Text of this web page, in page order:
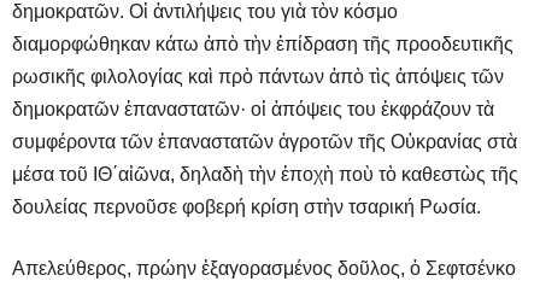
δημοκρατῶν. Οἱ ἀντιλήψεις του γιὰ τὸν κόσμο
διαμορφώθηκαν κάτω ἀπὸ τὴν ἐπίδραση τῆς προοδευτικῆς
ρωσικῆς φιλολογίας καὶ πρὸ πάντων ἀπὸ τὶς ἀπόψεις τῶν
δημοκρατῶν ἐπαναστατῶν· οἱ ἀπόψεις του ἐκφράζουν τὰ
συμφέροντα τῶν ἐπαναστατῶν ἀγροτῶν τῆς Οὐκρανίας στὰ
μέσα τοῦ ΙΘ΄αἰῶνα, δηλαδὴ τὴν ἐποχὴ ποὺ τὸ καθεστὼς τῆς
δουλείας περνοῦσε φοβερή κρίση στὴν τσαρική Ρωσία.
Απελεύθερος, πρώην ἐξαγορασμένος δοῦλος, ὁ Σεφτσένκο